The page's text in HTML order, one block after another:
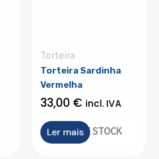
Torteira
OUT OF STOCK
Torteira Sardinha
Vermelha
33,00 € incl. IVA
Ler mais